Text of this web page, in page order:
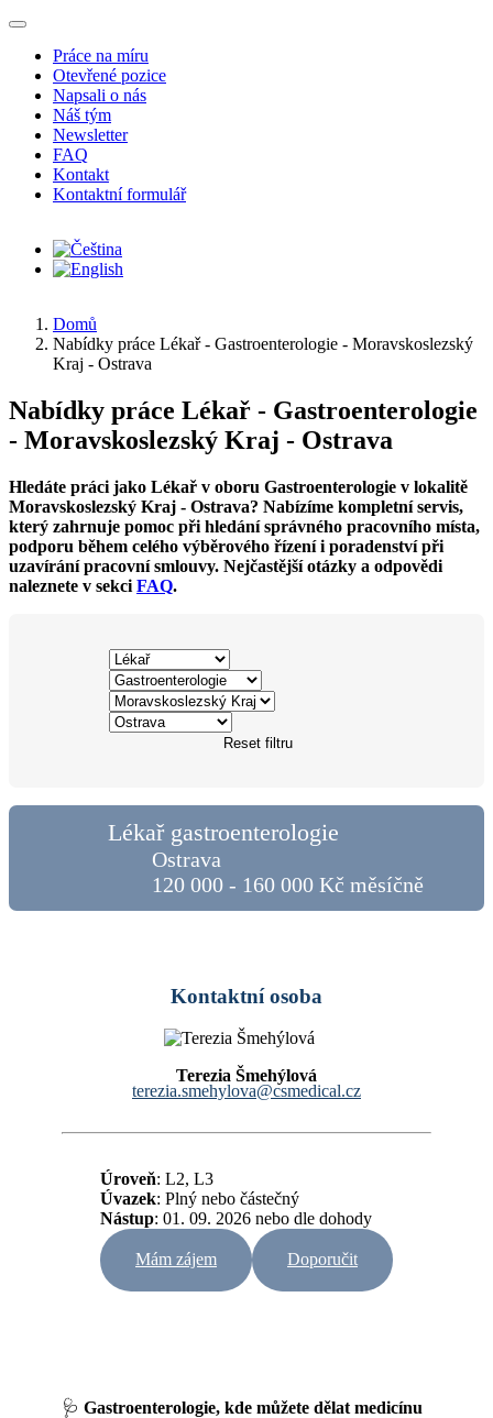
Přejít k hlavnímu obsahu
Práce na míru
Otevřené pozice
Napsali o nás
Náš tým
Newsletter
FAQ
Kontakt
Kontaktní formulář
Domů
Nabídky práce Lékař - Gastroenterologie - Moravskoslezský
Kraj - Ostrava
Nabídky práce Lékař - Gastroenterologie
- Moravskoslezský Kraj - Ostrava
Hledáte práci jako Lékař v oboru Gastroenterologie v lokalitě
Moravskoslezský Kraj - Ostrava? Nabízíme kompletní servis,
který zahrnuje pomoc při hledání správného pracovního místa,
podporu během celého výběrového řízení i poradenství při
uzavírání pracovní smlouvy. Nejčastější otázky a odpovědi
naleznete v sekci FAQ.
Reset filtru
Lékař gastroenterologie
Ostrava
120 000 - 160 000 Kč měsíčně
Kontaktní osoba
Terezia Šmehýlová
terezia.smehylova@csmedical.cz
Úroveň: L2, L3
Úvazek: Plný nebo částečný
Nástup: 01. 09. 2026 nebo dle dohody
Mám zájem Doporučit
🩺 Gastroenterologie, kde můžete dělat medicínu